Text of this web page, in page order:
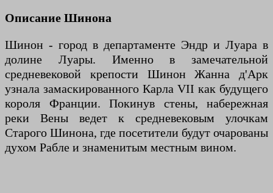
Описание Шинона
Шинон - город в департаменте Эндр и Луара в
долине Луары. Именно в замечательной
средневековой крепости Шинон Жанна д'Арк
узнала замаскированного Карла VII как будущего
короля Франции. Покинув стены, набережная
реки Вены ведет к средневековым улочкам
Старого Шинона, где посетители будут очарованы
духом Рабле и знаменитым местным вином.